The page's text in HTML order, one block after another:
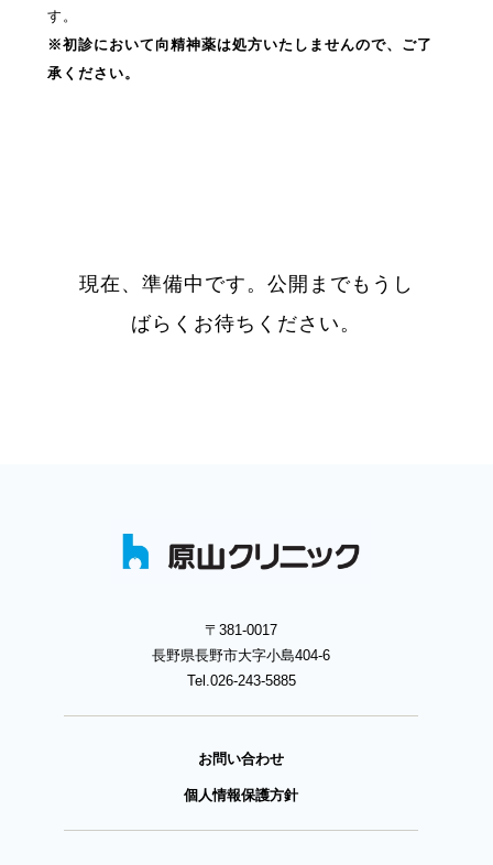
す。
※初診において向精神薬は処方いたしませんので、ご了
承ください。
現在、準備中です。公開までもうし
ばらくお待ちください。
〒381-0017
長野県長野市大字小島404‐6
Tel.026-243-5885
お問い合わせ
個人情報保護方針